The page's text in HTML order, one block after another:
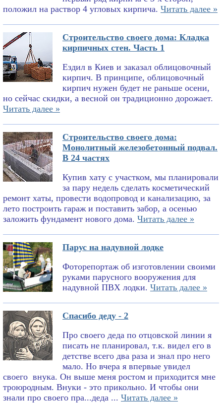
положил на раствор 4 угловых кирпича. Читать далее »
Строительство своего дома: Кладка
кирпичных стен. Часть 1
Ездил в Киев и заказал облицовочный
кирпич. В принципе, облицовочный
кирпич нужен будет не раньше осени,
но сейчас скидки, а весной он традиционно дорожает.
Читать далее »
Строительство своего дома:
Монолитный железобетонный подвал.
В 24 частях
Купив хату с участком, мы планировали
за пару недель сделать косметический
ремонт хаты, провести водопровод и канализацию, за
лето построить гараж и поставить забор, а осенью
заложить фундамент нового дома. Читать далее »
Парус на надувной лодке
Фоторепортаж об изготовлении своими
руками парусного вооружения для
надувной ПВХ лодки. Читать далее »
Спасибо деду - 2
Про своего деда по отцовской линии я
писать не планировал, т.к. видел его в
детстве всего два раза и знал про него
мало. Но вчера я впервые увидел
своего внука. Он выше меня ростом и приходится мне
троюродным. Внуки - это прикольно. И чтобы они
знали про своего пра...деда ... Читать далее »